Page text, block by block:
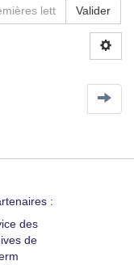
Valider
:
des
de